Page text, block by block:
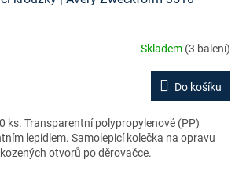
Skladem (3 balení)
Do košíku
ks. Transparentní polypropylenové (PP)
lepidlem. Samolepicí kolečka na opravu
otvorů po děrovačce.